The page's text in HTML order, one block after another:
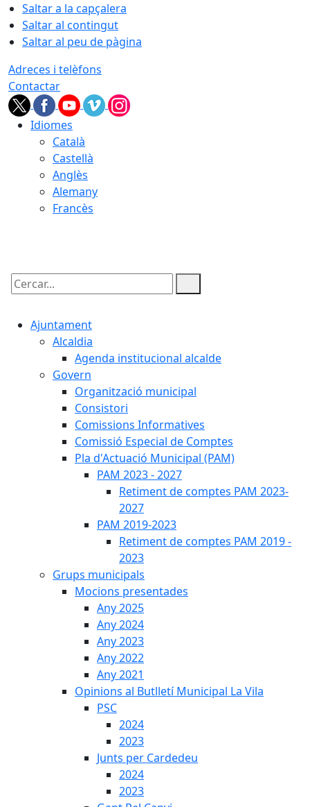
Saltar a la capçalera
Saltar al contingut
Saltar al peu de pàgina
Adreces i telèfons
Contactar
Idiomes
Català
Castellà
Anglès
Alemany
Francès
Cercar:
Ajuntament
Alcaldia
Agenda institucional alcalde
Govern
Organització municipal
Consistori
Comissions Informatives
Comissió Especial de Comptes
Pla d'Actuació Municipal (PAM)
PAM 2023 - 2027
Retiment de comptes PAM 2023-
2027
PAM 2019-2023
Retiment de comptes PAM 2019 -
2023
Grups municipals
Mocions presentades
Any 2025
Any 2024
Any 2023
Any 2022
Any 2021
Opinions al Butlletí Municipal La Vila
PSC
2024
2023
Junts per Cardedeu
2024
2023